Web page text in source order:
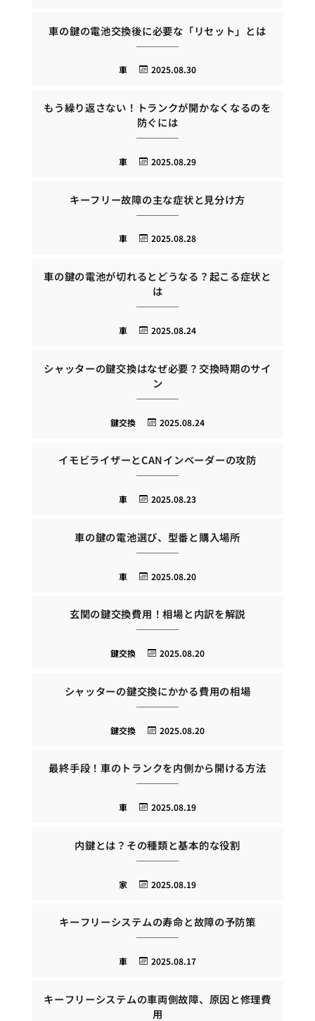
車の鍵の電池交換後に必要な「リセット」とは
2025.08.30
車
もう繰り返さない！トランクが開かなくなるのを
防ぐには
2025.08.29
車
キーフリー故障の主な症状と見分け方
2025.08.28
車
車の鍵の電池が切れるとどうなる？起こる症状と
は
2025.08.24
車
シャッターの鍵交換はなぜ必要？交換時期のサイ
ン
2025.08.24
鍵交換
イモビライザーとCANインベーダーの攻防
2025.08.23
車
車の鍵の電池選び、型番と購入場所
2025.08.20
車
玄関の鍵交換費用！相場と内訳を解説
2025.08.20
鍵交換
シャッターの鍵交換にかかる費用の相場
2025.08.20
鍵交換
最終手段！車のトランクを内側から開ける方法
2025.08.19
車
内鍵とは？その種類と基本的な役割
2025.08.19
家
キーフリーシステムの寿命と故障の予防策
2025.08.17
車
キーフリーシステムの車両側故障、原因と修理費
用